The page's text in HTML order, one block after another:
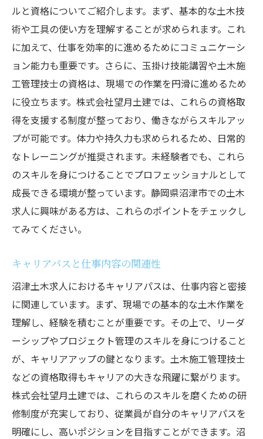
ルと資格についてご紹介します。まず、基本的な土木技
術や工具の使い方を理解することが求められます。これ
に加えて、仕事を効率的に進めるためにコミュニケーシ
ョン能力も重要です。さらに、玉掛け技能講習や土木施
工管理技士の資格は、現場での作業を円滑に進めるため
に役立ちます。株式会社望月土建では、これらの資格取
得を支援する制度が整っており、働きながらスキルアッ
プが可能です。体力や持久力も求められるため、日常的
なトレーニングが推奨されます。未経験者でも、これら
のスキルを身につけることでプロフェッショナルとして
成長できる環境が整っています。静岡県沼津市での土木
求人に興味がある方は、これらのポイントをチェックし
てみてください。
キャリアパスと仕事内容の関連性
沼津土木求人におけるキャリアパスは、仕事内容と密接
に関連しています。まず、現場での基本的な土木作業を
理解し、経験を積むことが重要です。その上で、リーダ
ーシップやプロジェクト管理のスキルを身につけること
が、キャリアアップの鍵となります。土木施工管理技士
などの資格取得もキャリアの大きな飛躍に繋がります。
株式会社望月土建では、これらのスキルを磨くための研
修制度が充実しており、従業員が自分のキャリアパスを
明確にし、高いポジションを目指すことができます。沼